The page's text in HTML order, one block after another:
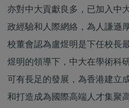
亦對中大貢獻良多，已加入中
政經驗和人際網絡，為人謙遜
校董會認為盧煜明是下任校長
煜明的領導下，中大在學術科
可有長足的發展，為香港建立
和打造成為國際高端人才集聚